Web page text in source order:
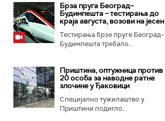
Брза пруга Београд–
Будимпешта – тестирања до
краја августа, возови на јесен
Тестирања брзе пруге Београд–
Будимпешта требало...
Приштина, оптужница против
20 особа за наводне ратне
злочине у Ђаковици
Специјално тужилаштво у
Приштини подигло...